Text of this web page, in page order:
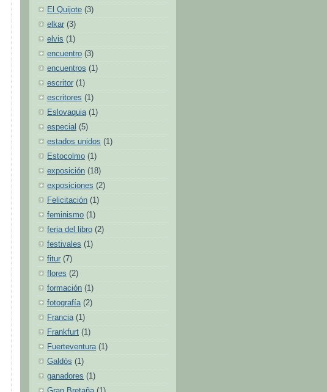
El Quijote (3)
elkar (3)
elvis (1)
encuentro (3)
encuentros (1)
escritor (1)
escritores (1)
Eslovaquia (1)
especial (5)
estados unidos (1)
Estocolmo (1)
exposición (18)
exposiciones (2)
Felicitación (1)
feminismo (1)
feria del libro (2)
festivales (1)
fitur (7)
flores (2)
formación (1)
fotografía (2)
Francia (1)
Frankfurt (1)
Fuerteventura (1)
Galdós (1)
ganadores (1)